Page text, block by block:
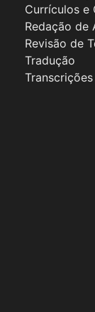
Currículos e
Redação de
Revisão de
Tradução
Transcrições